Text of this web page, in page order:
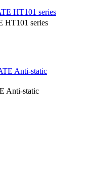
series
Anti-static